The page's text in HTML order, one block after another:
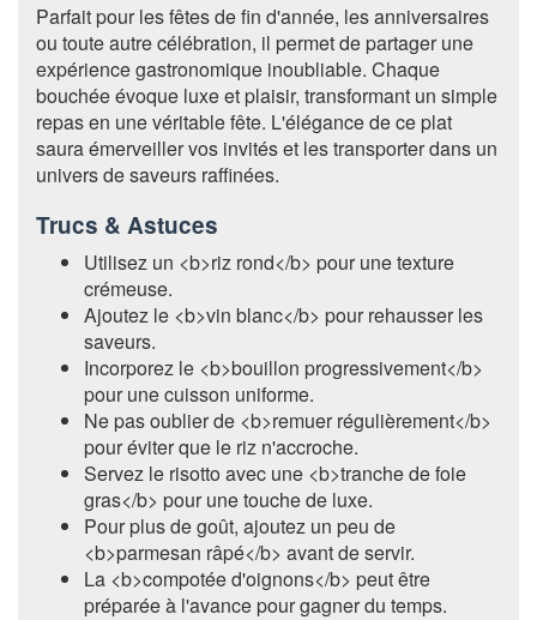
Parfait pour les fêtes de fin d'année, les anniversaires
ou toute autre célébration, il permet de partager une
expérience gastronomique inoubliable. Chaque
bouchée évoque luxe et plaisir, transformant un simple
repas en une véritable fête. L'élégance de ce plat
saura émerveiller vos invités et les transporter dans un
univers de saveurs raffinées.
Trucs & Astuces
Utilisez un <b>riz rond</b> pour une texture
crémeuse.
Ajoutez le <b>vin blanc</b> pour rehausser les
saveurs.
Incorporez le <b>bouillon progressivement</b>
pour une cuisson uniforme.
Ne pas oublier de <b>remuer régulièrement</b>
pour éviter que le riz n'accroche.
Servez le risotto avec une <b>tranche de foie
gras</b> pour une touche de luxe.
Pour plus de goût, ajoutez un peu de
<b>parmesan râpé</b> avant de servir.
La <b>compotée d'oignons</b> peut être
préparée à l'avance pour gagner du temps.